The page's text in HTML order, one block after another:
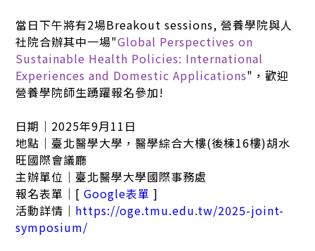
當日下午將有2場Breakout sessions, 營養學院與人
社院合辦其中一場"Global Perspectives on
Sustainable Health Policies: International
Experiences and Domestic Applications"，歡迎
營養學院師生踴躍報名參加!
日期｜2025年9月11日
地點｜臺北醫學大學，醫學綜合大樓(後棟16樓)胡水
旺國際會議廳
主辦單位｜臺北醫學大學國際事務處
報名表單｜[Google表單 ]
活動詳情｜ https://oge.tmu.edu.tw/2025-joint-
symposium/